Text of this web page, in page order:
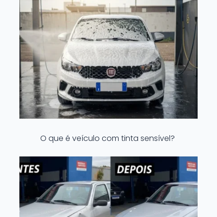
O que é veículo com tinta sensível?